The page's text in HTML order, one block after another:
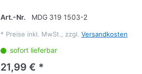
Art.-Nr. MDG 319 1503-2
* Preise inkl. MwSt., zzgl. Versandkosten
sofort lieferbar
21,99 € *